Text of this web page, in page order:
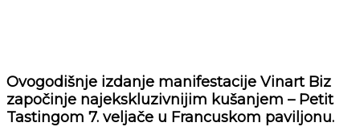
Ovogodišnje izdanje manifestacije Vinart Biz
započinje najekskluzivnijim kušanjem – Petit
Tastingom 7. veljače u Francuskom paviljonu.